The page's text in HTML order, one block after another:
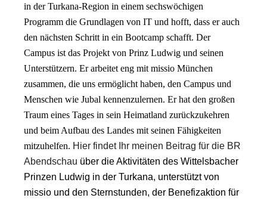
in der Turkana-Region in einem sechswöchigen
Programm die Grundlagen von IT und hofft, dass er auch
den nächsten Schritt in ein Bootcamp schafft. Der
Campus ist das Projekt von Prinz Ludwig und seinen
Unterstützern. Er arbeitet eng mit missio München
zusammen, die uns ermöglicht haben, den Campus und
Menschen wie Jubal kennenzulernen. Er hat den großen
Traum eines Tages in sein Heimatland zurückzukehren
und beim Aufbau des Landes mit seinen Fähigkeiten
mitzuhelfen. Hier findet Ihr meinen Beitrag für die BR
Abendschau über die Aktivitäten des Wittelsbacher
Prinzen Ludwig in der Turkana, unterstützt von
missio und den Sternstunden, der Benefizaktion für